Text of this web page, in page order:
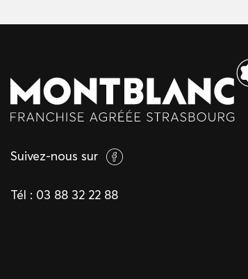
Suivez-nous sur
Tél : 03 88 32 22 88